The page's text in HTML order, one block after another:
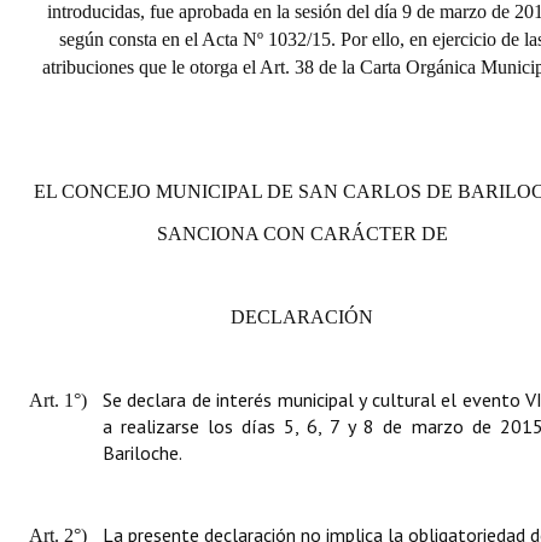
introducidas, fue aprobada en la sesión del día 9 de marzo de
según consta en el Acta Nº 1032/15. Por ello, en ejercicio de
atribuciones que le otorga el Art. 38 de la Carta Orgánica
EL CONCEJO MUNICIPAL DE SAN CARLOS DE
SANCIONA CON CARÁCTER DE
DECLARACIÓN
Art. 1°)
Se declara de interés municipal y cultural el evento
a realizarse los días 5, 6, 7 y 8 de marzo de
Bariloche.
Art. 2°) La presente declaración no implica la obligatoriedad